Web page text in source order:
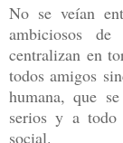
No se veían
ambiciosos
centralizan en
todos amigos
humana, que
serios y a todo
social.